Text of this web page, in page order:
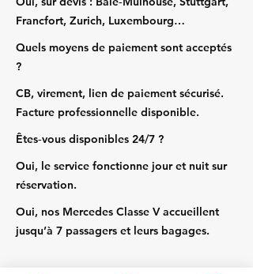
Francfort, Zurich, Luxembourg…
Quels moyens de paiement sont acceptés
?
CB, virement, lien de paiement sécurisé.
Facture professionnelle disponible.
Êtes‑vous disponibles 24/7 ?
Oui, le service fonctionne jour et nuit sur
réservation.
Oui, nos Mercedes Classe V accueillent
jusqu’à 7 passagers et leurs bagages.